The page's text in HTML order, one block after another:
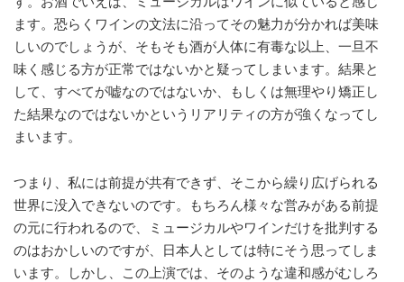
ます。恐らくワインの文法に沿ってその魅力が分かれば美味
しいのでしょうが、そもそも酒が人体に有毒な以上、一旦不
味く感じる方が正常ではないかと疑ってしまいます。結果と
して、すべてが嘘なのではないか、もしくは無理やり矯正し
た結果なのではないかというリアリティの方が強くなってし
まいます。
つまり、私には前提が共有できず、そこから繰り広げられる
世界に没入できないのです。もちろん様々な営みがある前提
の元に行われるので、ミュージカルやワインだけを批判する
のはおかしいのですが、日本人としては特にそう思ってしま
います。しかし、この上演では、そのような違和感がむしろ